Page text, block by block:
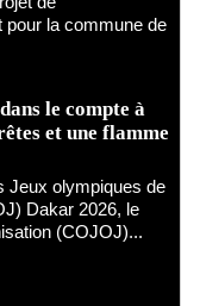
pour la commune de
le compte à
et une flamme
Jeux olympiques de
Dakar 2026, le
(COJOJ)...